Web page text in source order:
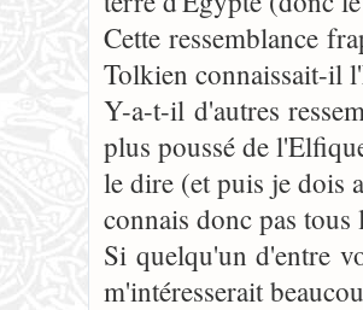
Cette ressemblance
Tolkien connaissait-il
Y-a-t-il d'autres
plus poussé de
le dire (et puis je dois
connais donc pas
Si quelqu'un d'entre
m'intéresserait